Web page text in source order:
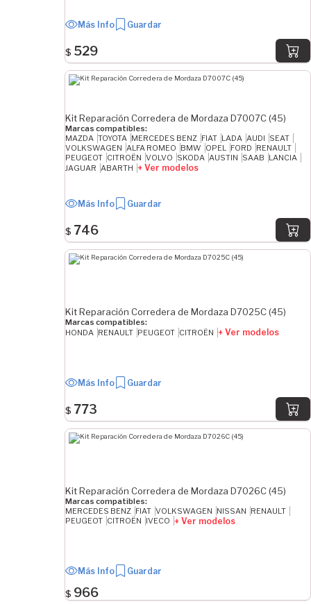
Más Info Guardar
$ 529
Kit Reparación Corredera de Mordaza D7007C (45)
Marcas compatibles:
MAZDA TOYOTA MERCEDES BENZ FIAT LADA AUDI SEAT
VOLKSWAGEN ALFA ROMEO BMW OPEL FORD RENAULT
PEUGEOT CITROËN VOLVO SKODA AUSTIN SAAB LANCIA
JAGUAR ABARTH + Ver modelos
Más Info Guardar
$ 746
Kit Reparación Corredera de Mordaza D7025C (45)
Marcas compatibles:
HONDA RENAULT PEUGEOT CITROËN + Ver modelos
Más Info Guardar
$ 773
Kit Reparación Corredera de Mordaza D7026C (45)
Marcas compatibles:
MERCEDES BENZ FIAT VOLKSWAGEN NISSAN RENAULT
PEUGEOT CITROËN IVECO + Ver modelos
Más Info Guardar
$ 966